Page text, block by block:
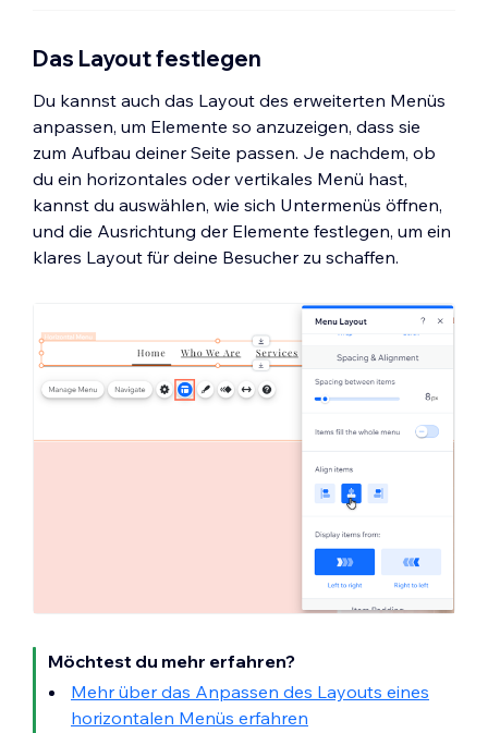
Das Layout festlegen
Du kannst auch das Layout des erweiterten Menüs
anpassen, um Elemente so anzuzeigen, dass sie
zum Aufbau deiner Seite passen. Je nachdem, ob
du ein horizontales oder vertikales Menü hast,
kannst du auswählen, wie sich Untermenüs öffnen,
und die Ausrichtung der Elemente festlegen, um ein
klares Layout für deine Besucher zu schaffen.
Möchtest du mehr erfahren?
Mehr über das Anpassen des Layouts eines
horizontalen Menüs erfahren